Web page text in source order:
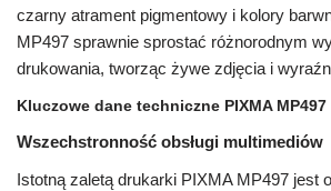
czarny atrament pigmentowy i kolory
MP497 sprawnie sprostać różnorodnym
drukowania, tworząc żywe zdjęcia i
Kluczowe dane techniczne PIXMA MP497
Wszechstronność obsługi multimediów
Istotną zaletą drukarki PIXMA MP497 jest